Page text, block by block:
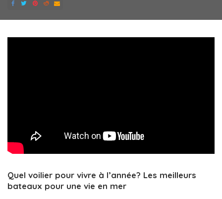
Quel voilier pour vivre à l’année? Les meilleurs
bateaux pour une vie en mer